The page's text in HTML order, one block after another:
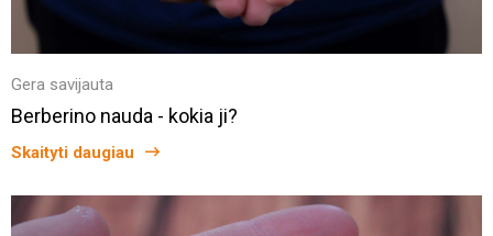
Gera savijauta
Berberino nauda - kokia ji?
Skaityti daugiau